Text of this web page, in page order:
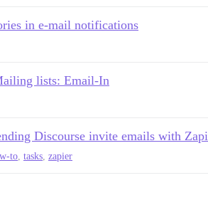
in e-mail notifications
lists: Email-In
Discourse invite emails with
to tasks zapier